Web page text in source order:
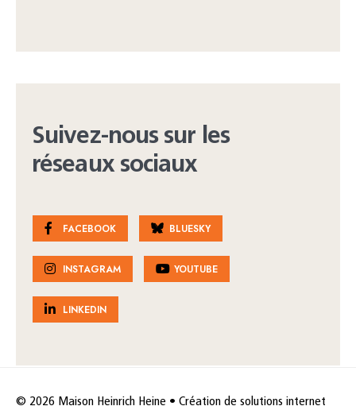
Suivez-nous sur les
réseaux sociaux
FACEBOOK BLUESKY
INSTAGRAM YOUTUBE
LINKEDIN
© 2026 Maison Heinrich Heine • Création de solutions internet